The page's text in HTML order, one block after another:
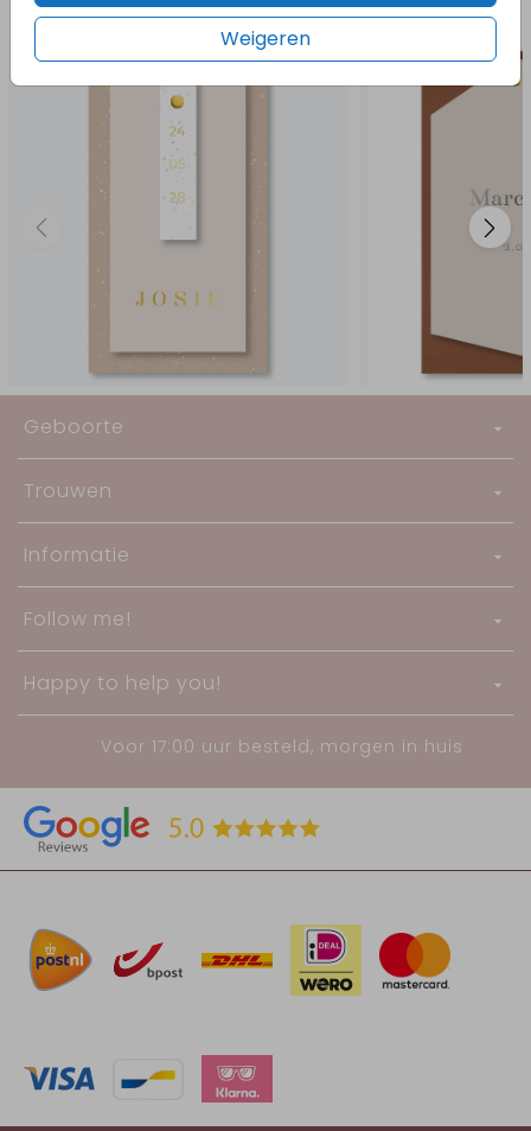
Weigeren
Meer in deze stijl
Geboorte
Trouwen
Informatie
Follow me!
Happy to help you!
Voor 17:00 uur besteld, morgen in huis